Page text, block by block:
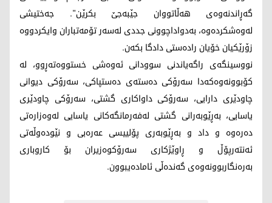
گەڕاندنەوەی هەڵاتووان جێبەجێ بكرێن". جەختیشی
لەوەشکردەوە، بەدواداچوونی جددی لەسەر تۆمەتباران وایکردووە
زۆرێکیان خۆیان رادەستی دادگا بکەن.
نووسینگه‌ی راگه‌یاندنی سوودانی ئه‌وه‌شی خستووه‌ته‌ڕوو، لە
کۆبوونەوەكه‌دا سەرۆکی دەستەی دەستپاکی، سەرۆکی دیوانی
چاودێری دارایی، سەرۆکی داواکاری گشتی، سەرۆکی چاودێری
یاسایی، بەڕێوبەرانی گشتی لەفەرمانگەکانی یاسایی لەوەزارەتی
دەرەوە و داد و بەڕێوبەری پۆلییسی عه‌ره‌بی و نێودەوڵەتی
ئەنتەرپۆڵ و ڕاوێژکاری سەرۆکوەزیران بۆ کاروباری
بەرەنگاربوونەوەی گەندەڵی ئامادەیبوون.